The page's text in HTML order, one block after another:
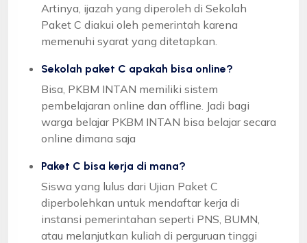
Artinya, ijazah yang diperoleh di Sekolah
Paket C diakui oleh pemerintah karena
memenuhi syarat yang ditetapkan.
Sekolah paket C apakah bisa online?
Bisa, PKBM INTAN memiliki sistem
pembelajaran online dan offline. Jadi bagi
warga belajar PKBM INTAN bisa belajar secara
online dimana saja
Paket C bisa kerja di mana?
Siswa yang lulus dari Ujian Paket C
diperbolehkan untuk mendaftar kerja di
instansi pemerintahan seperti PNS, BUMN,
atau melanjutkan kuliah di perguruan tinggi